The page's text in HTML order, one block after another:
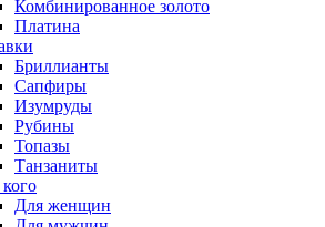
Комбинированное золото
Платина
Бриллианты
Сапфиры
Изумруды
Рубины
Топазы
Танзаниты
Для женщин